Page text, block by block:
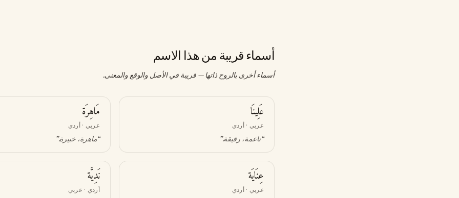
أسماء قريبة من هذا الاسم
أسماء أخرى بالروح ذاتها — قريبة في الأصل والوقع والمعنى.
عَلِينَا
عربي · أردي
“ناعمة، رقيقة.”
مَاهِرَة
عربي · أردي
“ماهرة، خبيرة.”
عِنَايَة
عربي · أردي
نَدِيَّة
أردي · عربي